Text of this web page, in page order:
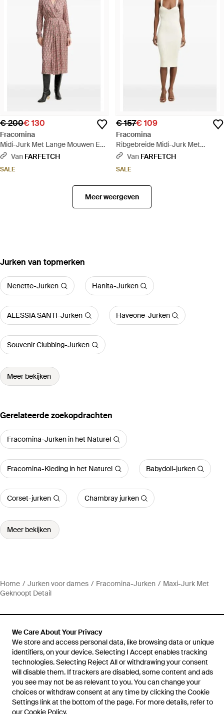
We Care About Your Privacy
We store and access personal data, like browsing data or unique
identifiers, on your device. Selecting I Accept enables tracking
technologies. Selecting Reject All or withdrawing your consent
will disable them. If trackers are disabled, some content and ads
you see may not be as relevant to you. You can change your
choices or withdraw consent at any time by clicking the Cookie
Settings link at the bottom of the page. For more details, refer to
ourCookie Policy.
€ 200€ 130
Fracomina
Midi-Jurk Met Lange Mouwen En
Patroon - Roze
Van FARFETCH
SALE
€ 157€ 109
Fracomina
Ribgebreide Midi-Jurk Met
Sweetheart-Hals - Wit
Van FARFETCH
SALE
Meer weergeven
‪Jurken‬ van topmerken
Nenette-Jurken Hanita-Jurken
ALESSIA SANTI-Jurken Haveone-Jurken
Souvenir Clubbing-Jurken
Meer bekijken
Gerelateerde zoekopdrachten
Fracomina-Jurken in het Naturel
Fracomina-Kleding in het Naturel Babydoll-jurken
Corset-jurken Chambray jurken
Meer bekijken
Home Jurken voor dames Fracomina-Jurken
Maxi-Jurk Met
Geknoopt Detail
Hulp en informatie